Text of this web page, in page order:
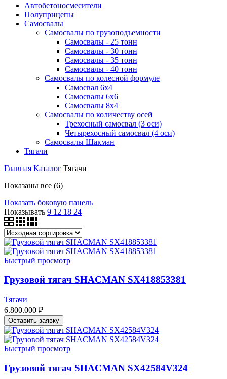
Автобетоносмесители
Полуприцепы
Самосвалы
Самосвалы по грузоподъемности
Самосвалы - 25 тонн
Самосвалы - 30 тонн
Самосвалы - 35 тонн
Самосвалы - 40 тонн
Самосвалы по колесной формуле
Самосвал 6х4
Самосвалы 6х6
Самосвалы 8х4
Самосвалы по количеству осей
Трехосный самосвал (3 оси)
Четырехосный самосвал (4 оси)
Самосвалы Шакман
Тягачи
Главная Каталог Тягачи
Показаны все (6)
Показать боковую панель
Показывать 9 12 18 24
Быстрый просмотр
Грузовой тягач SHACMAN SX418853381
Тягачи
6.800.000 ₽
Оставить заявку
Быстрый просмотр
Грузовой тягач SHACMAN SX42584V324